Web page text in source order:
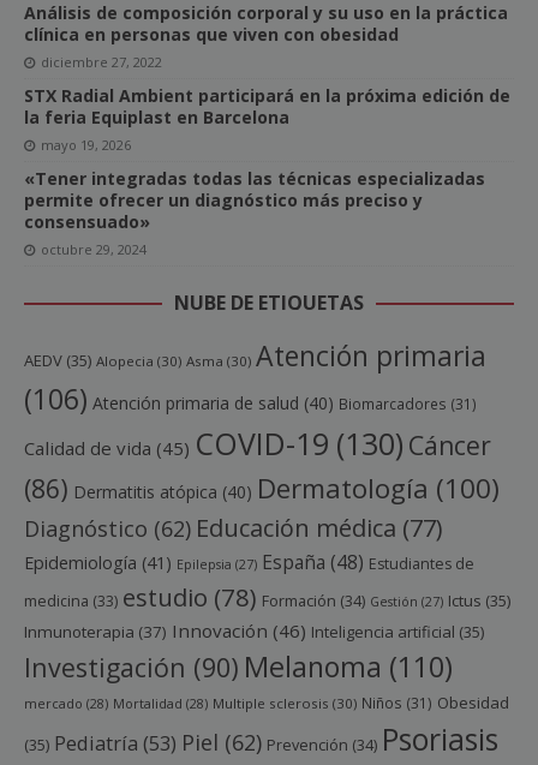
Análisis de composición corporal y su uso en la práctica
clínica en personas que viven con obesidad
diciembre 27, 2022
STX Radial Ambient participará en la próxima edición de
la feria Equiplast en Barcelona
mayo 19, 2026
«Tener integradas todas las técnicas especializadas
permite ofrecer un diagnóstico más preciso y
consensuado»
octubre 29, 2024
NUBE DE ETIQUETAS
AEDV (35) Alopecia (30) Asma (30) Atención primaria
(106) Atención primaria de salud (40) Biomarcadores (31)
Calidad de vida (45) COVID-19 (130) Cáncer
(86) Dermatitis atópica (40) Dermatología (100)
Diagnóstico (62) Educación médica (77)
Epidemiología (41) Epilepsia (27) España (48) Estudiantes de
medicina (33) estudio (78) Formación (34) Gestión (27) Ictus (35)
Inmunoterapia (37) Innovación (46) Inteligencia artificial (35)
Investigación (90) Melanoma (110)
mercado (28) Mortalidad (28) Multiple sclerosis (30) Niños (31) Obesidad
(35) Pediatría (53) Piel (62) Prevención (34) Psoriasis